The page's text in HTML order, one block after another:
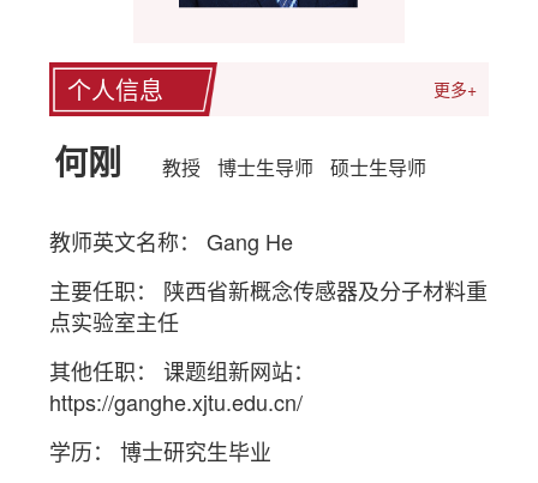
个人信息 更多+
何刚 教授 博士生导师 硕士生导师
教师英文名称： Gang He
主要任职： 陕西省新概念传感器及分子材料重
点实验室主任
其他任职： 课题组新网站：
https://ganghe.xjtu.edu.cn/
学历： 博士研究生毕业